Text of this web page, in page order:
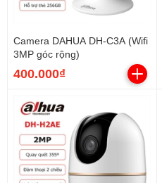
Camera DAHUA DH-C3A (Wifi
3MP góc rộng)
400.000₫